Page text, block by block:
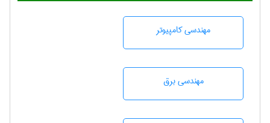
مهندسی كامپيوتر
مهندسی برق